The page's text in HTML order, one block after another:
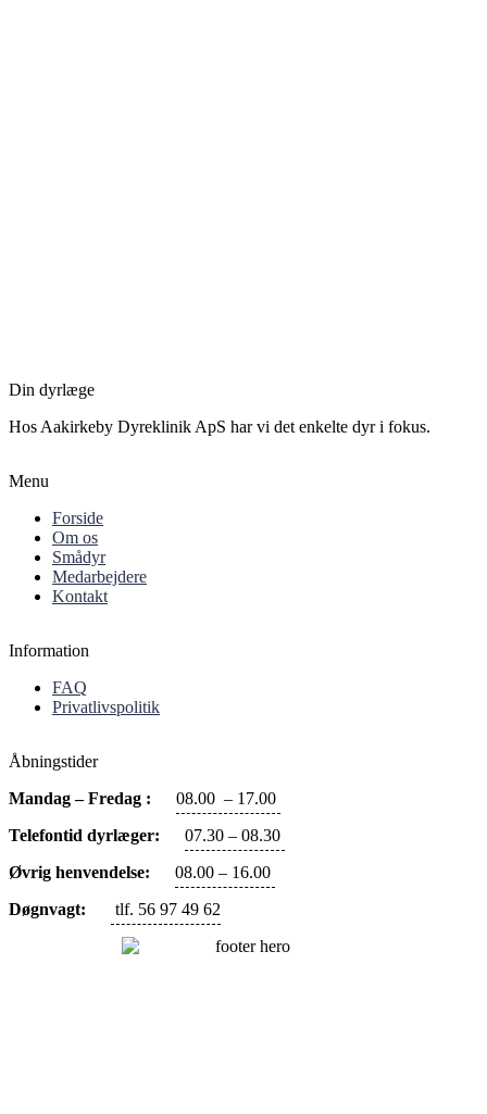
Din dyrlæge
Hos Aakirkeby Dyreklinik ApS har vi det enkelte dyr i fokus.
Menu
Forside
Om os
Smådyr
Medarbejdere
Kontakt
Information
FAQ
Privatlivspolitik
Åbningstider
Mandag – Fredag :
08.00 – 17.00
Telefontid dyrlæger:
07.30 – 08.30
Øvrig henvendelse:
08.00 – 16.00
Døgnvagt:
tlf. 56 97 49 62